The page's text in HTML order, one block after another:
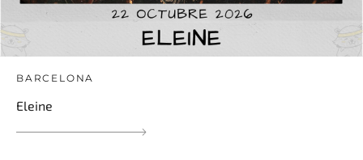
BARCELONA
Eleine